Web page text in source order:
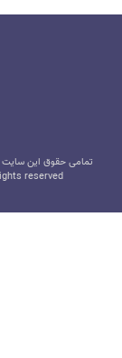
تمامی حقوق این سایت
reserved